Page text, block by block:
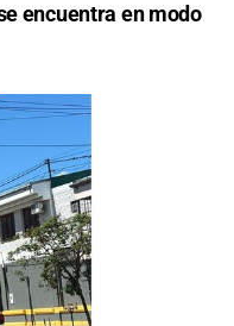
encuentra en modo